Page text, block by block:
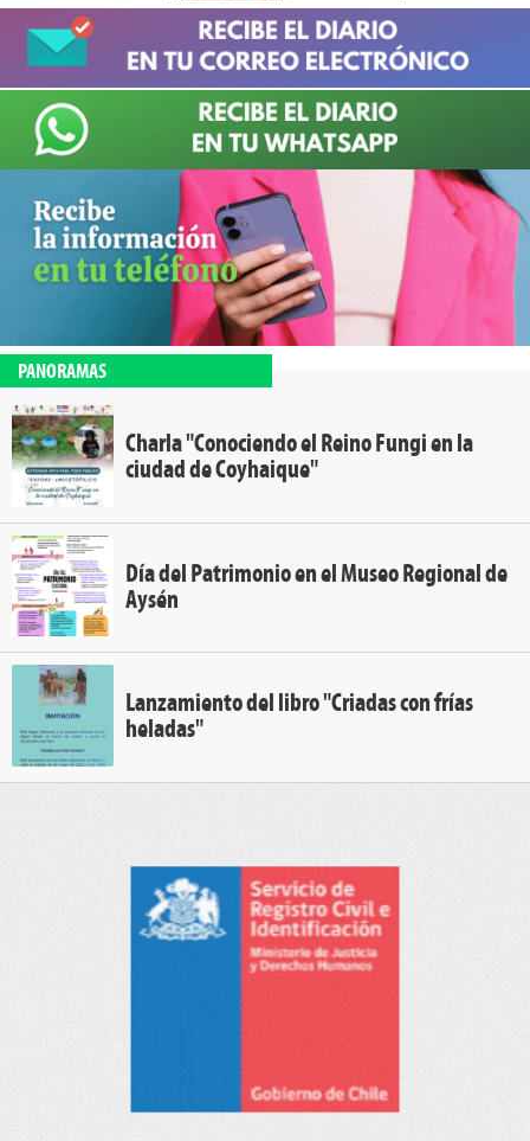
PANORAMAS
Charla "Conociendo el Reino Fungi en la
ciudad de Coyhaique"
Día del Patrimonio en el Museo Regional de
Aysén
Lanzamiento del libro "Criadas con frías
heladas"